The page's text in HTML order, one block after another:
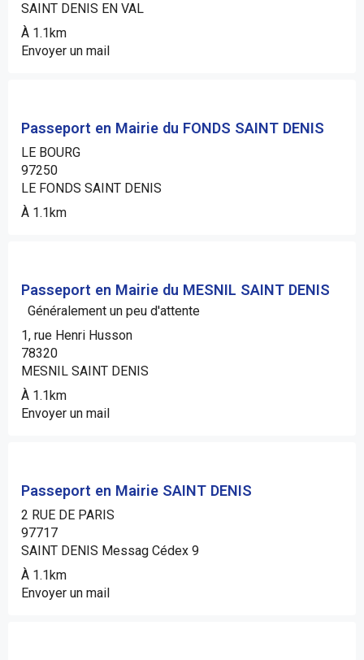
SAINT DENIS EN VAL
À 1.1km
Envoyer un mail
Passeport en Mairie du FONDS SAINT DENIS
LE BOURG
97250
LE FONDS SAINT DENIS
À 1.1km
Passeport en Mairie du MESNIL SAINT DENIS
Généralement un peu d'attente
1, rue Henri Husson
78320
MESNIL SAINT DENIS
À 1.1km
Envoyer un mail
Passeport en Mairie SAINT DENIS
2 RUE DE PARIS
97717
SAINT DENIS Messag Cédex 9
À 1.1km
Envoyer un mail